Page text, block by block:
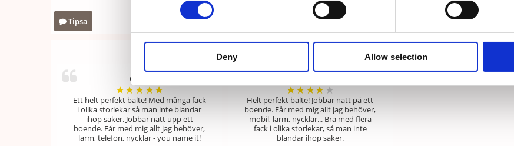
Deny Allow selection
Tipsa
Recensioner
Gitta
★★★★★
Ett helt perfekt bälte! Med många fack
i olika storlekar så man inte blandar
ihop saker. Jobbar natt upp ett
boende. Får med mig allt jag behöver,
larm, telefon, nycklar - you name it!
★★★★★
Helt perfekt bälte! Jobbar natt på ett
boende. Får med mig allt jag behöver,
mobil, larm, nycklar... Bra med flera
fack i olika storlekar, så man inte
blandar ihop saker.